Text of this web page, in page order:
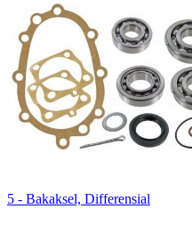
5 - Bakaksel, Differensial